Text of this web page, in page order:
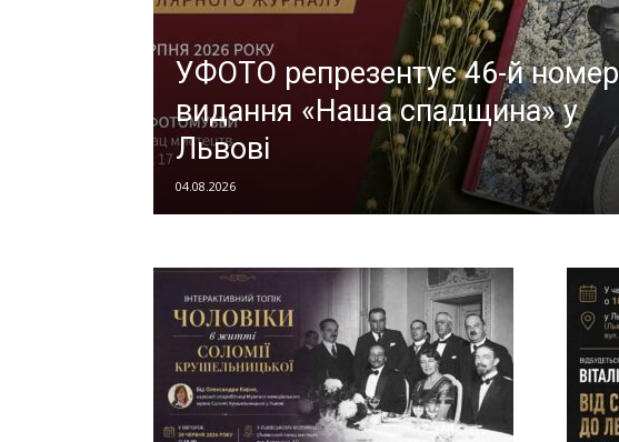
УФОТО репрезентує 46-й номер
видання «Наша спадщина» у
Львові
04.08.2026